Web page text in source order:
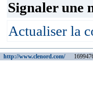
Signaler une
Actualiser la
http://www.clenord.com/1699476